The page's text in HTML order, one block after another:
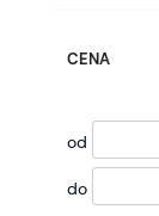
CENA
od
do